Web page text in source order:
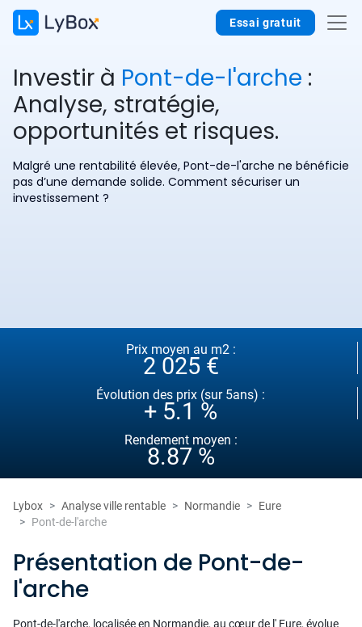
Essai gratuit
Investir à Pont-de-l'arche :
Analyse, stratégie,
opportunités et risques.
Malgré une rentabilité élevée, Pont-de-l'arche ne bénéficie
pas d’une demande solide. Comment sécuriser un
investissement ?
Prix moyen au m2 :
2 025 €
Évolution des prix (sur 5ans) :
+ 5.1 %
Rendement moyen :
8.87 %
Lybox Analyse ville rentable Normandie
Eure
Pont-de-l'arche
Présentation de Pont-de-
l'arche
Pont-de-l'arche, localisée en Normandie, au cœur de l' Eure, évolue